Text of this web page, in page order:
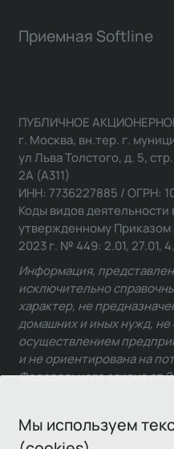
Мы используем
Приемная Softline
ПУБЛИЧНОЕ
г. Москва, вн.тер. г.
ул Льва Толстого, д. 5,
2А (А311)
ИНН: 7736227885 / ОГРН:
Коды видов
утвержденному
2023 г. № 449: 2.01, 27.01,
Информация,
исключительно
характер, не
домашних и иных нужд, не
осуществлением
и не ориентирована на
Федерального закона от